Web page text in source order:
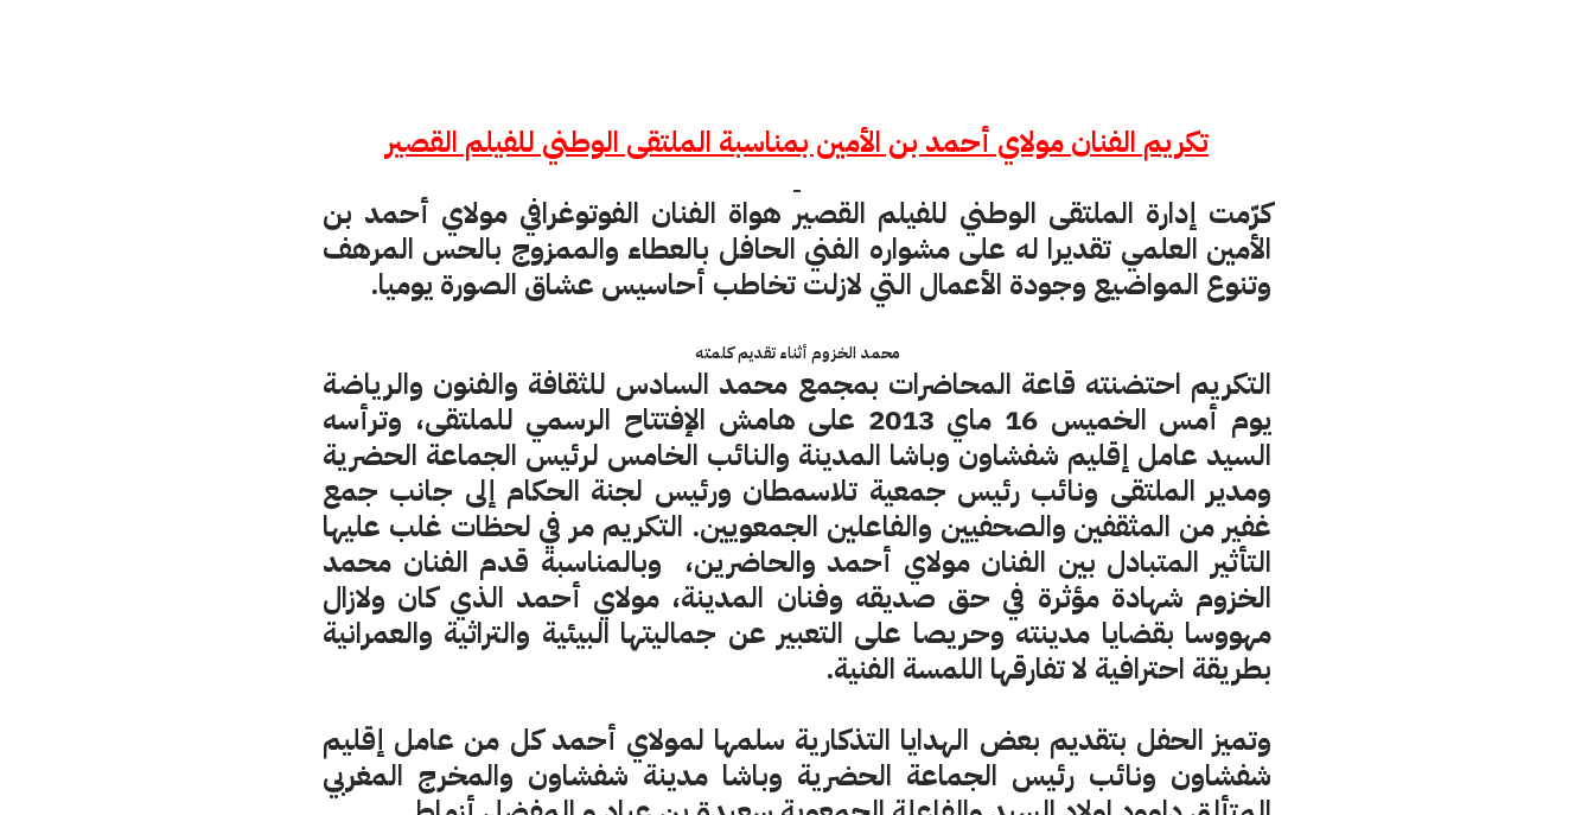
تكريم الفنان مولاي أحمد بن الأمين بمناسبة الملتقى الوطني للفيلم القصير
كرّمت إدارة الملتقى الوطني للفيلم القصير هواة الفنان الفوتوغرافي مولاي أحمد بن
الأمين العلمي تقديرا له على مشواره الفني الحافل بالعطاء والممزوج بالحس المرهف
وتنوع المواضيع وجودة الأعمال التي لازلت تخاطب أحاسيس عشاق الصورة يوميا.
محمد الخزوم أثناء تقديم كلمته
التكريم احتضنته قاعة المحاضرات بمجمع محمد السادس للثقافة والفنون والرياضة
يوم أمس الخميس 16 ماي 2013 على هامش الإفتتاح الرسمي للملتقى، وترأسه
السيد عامل إقليم شفشاون وباشا المدينة والنائب الخامس لرئيس الجماعة الحضرية
ومدير الملتقى ونائب رئيس جمعية تلاسمطان ورئيس لجنة الحكام إلى جانب جمع
غفير من المثقفين والصحفيين والفاعلين الجمعويين. التكريم مر في لحظات غلب عليها
التأثير المتبادل بين الفنان مولاي أحمد والحاضرين،
وبالمناسبة قدم الفنان محمد
الخزوم شهادة مؤثرة في حق صديقه وفنان المدينة، مولاي أحمد الذي كان ولازال
مهووسا بقضايا مدينته وحريصا على التعبير عن جماليتها البيئية والتراثية والعمرانية
بطريقة احترافية لا تفارقها اللمسة الفنية.
وتميز الحفل بتقديم بعض الهدايا التذكارية سلمها لمولاي أحمد كل من عامل إقليم
شفشاون ونائب رئيس الجماعة الحضرية وباشا مدينة شفشاون والمخرج المغربي